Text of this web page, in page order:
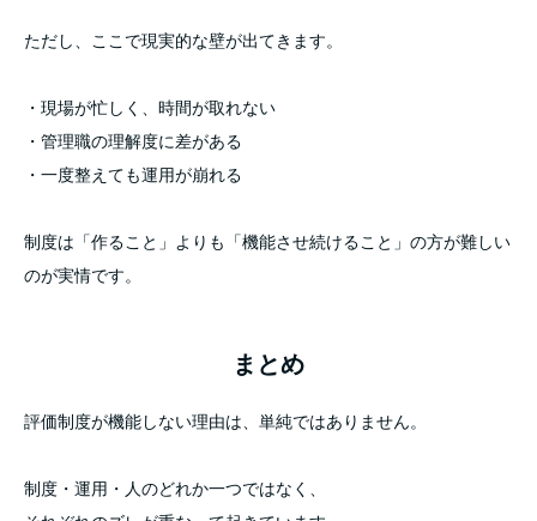
ただし、ここで現実的な壁が出てきます。
・現場が忙しく、時間が取れない
・管理職の理解度に差がある
・一度整えても運用が崩れる
制度は「作ること」よりも「機能させ続けること」の方が難しい
のが実情です。
まとめ
評価制度が機能しない理由は、単純ではありません。
制度・運用・人のどれか一つではなく、